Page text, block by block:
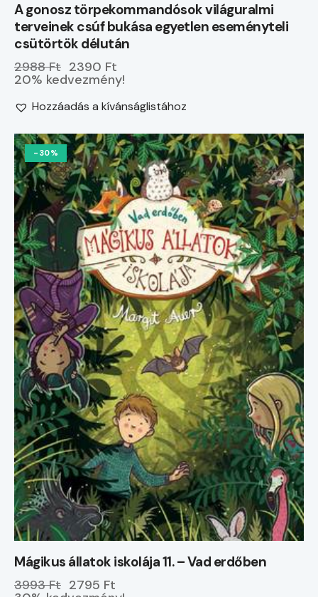
A gonosz törpekommandósok világuralmi
terveinek csúf bukása egyetlen eseményteli
csütörtök délután
2988 Ft 2390 Ft
20% kedvezmény!
Hozzáadás a kívánságlistához
-30%
Mágikus állatok iskolája 11. – Vad erdőben
3993 Ft 2795 Ft